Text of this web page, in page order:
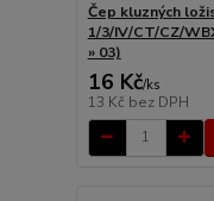
Čep kluzných
1/3/IV/CT/CZ/
» 03)
16 Kč/ks
13 Kč bez DPH